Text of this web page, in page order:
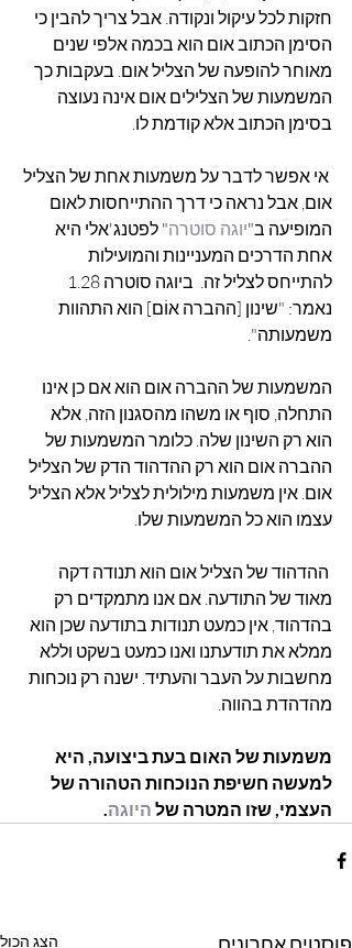
חזקות לכל עיקול ונקודה. אבל צריך להבין כי
הסימן הכתוב אום הוא בכמה אלפי שנים
מאוחר להופעה של הצליל אום. בעקבות כך
המשמעות של הצלילים אום אינה נעוצה
בסימן הכתוב אלא קודמת לו.
אי אפשר לדבר על משמעות אחת של הצליל
אום, אבל נראה כי דרך ההתייחסות לאום
המופיעה ב"יוגה סוטרה" לפטנג'אלי היא
אחת הדרכים המעניינות והמועילות
נאמר: "שינון [ההברה אוֹם] הוא התהוות
משמעותה".
המשמעות של ההברה אום הוא אם כן אינו
התחלה, סוף או משהו מהסגנון הזה, אלא
הוא רק השינון שלה. כלומר המשמעות של
ההברה אום הוא רק ההדהוד הדק של הצליל
אום. אין משמעות מילולית לצליל אלא הצליל
עצמו הוא כל המשמעות שלו.
ההדהוד של הצליל אום הוא תנודה דקה
מאוד של התודעה. אם אנו מתמקדים רק
בהדהוד, אין כמעט תנודות בתודעה שכן הוא
ממלא את תודעתנו ואנו כמעט בשקט וללא
מחשבות על העבר והעתיד. ישנה רק נוכחות
מהדהדת בהווה.
משמעות של האום בעת ביצועה, היא
למעשה חשיפת הנוכחות הטהורה של
העצמי, שזו המטרה של היוגה.
הצג הכול